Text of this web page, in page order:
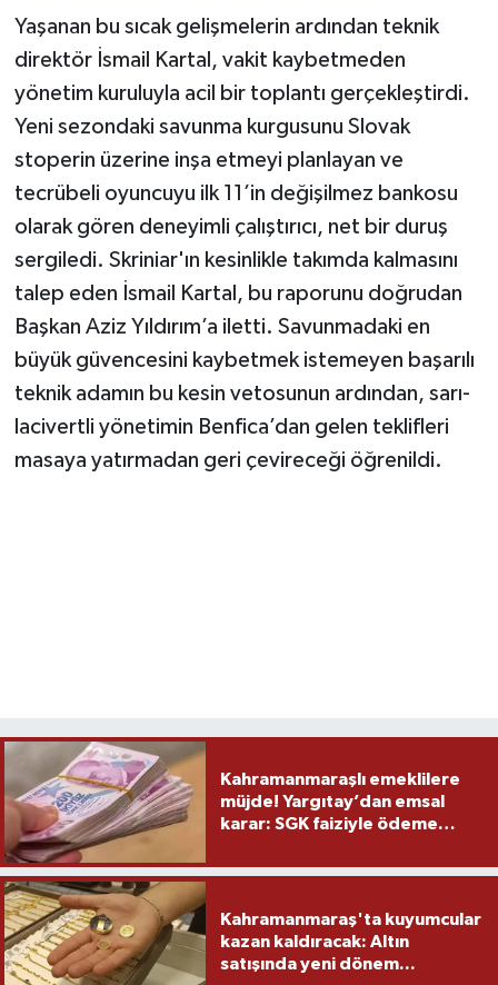
Yaşanan bu sıcak gelişmelerin ardından teknik
direktör İsmail Kartal, vakit kaybetmeden
yönetim kuruluyla acil bir toplantı gerçekleştirdi.
Yeni sezondaki savunma kurgusunu Slovak
stoperin üzerine inşa etmeyi planlayan ve
tecrübeli oyuncuyu ilk 11’in değişilmez bankosu
olarak gören deneyimli çalıştırıcı, net bir duruş
sergiledi. Skriniar'ın kesinlikle takımda kalmasını
talep eden İsmail Kartal, bu raporunu doğrudan
Başkan Aziz Yıldırım’a iletti. Savunmadaki en
büyük güvencesini kaybetmek istemeyen başarılı
teknik adamın bu kesin vetosunun ardından, sarı-
lacivertli yönetimin Benfica’dan gelen teklifleri
masaya yatırmadan geri çevireceği öğrenildi.
Kahramanmaraşlı emeklilere
müjde! Yargıtay’dan emsal
karar: SGK faiziyle ödeme
Kahramanmaraş'ta kuyumcular
kazan kaldıracak: Altın
satışında yeni dönem...